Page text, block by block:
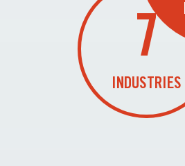
7
INDUSTRIES